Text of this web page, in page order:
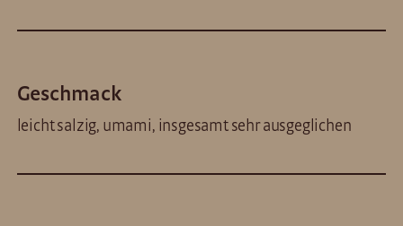
Geschmack
leicht salzig, umami, insgesamt sehr ausgeglichen